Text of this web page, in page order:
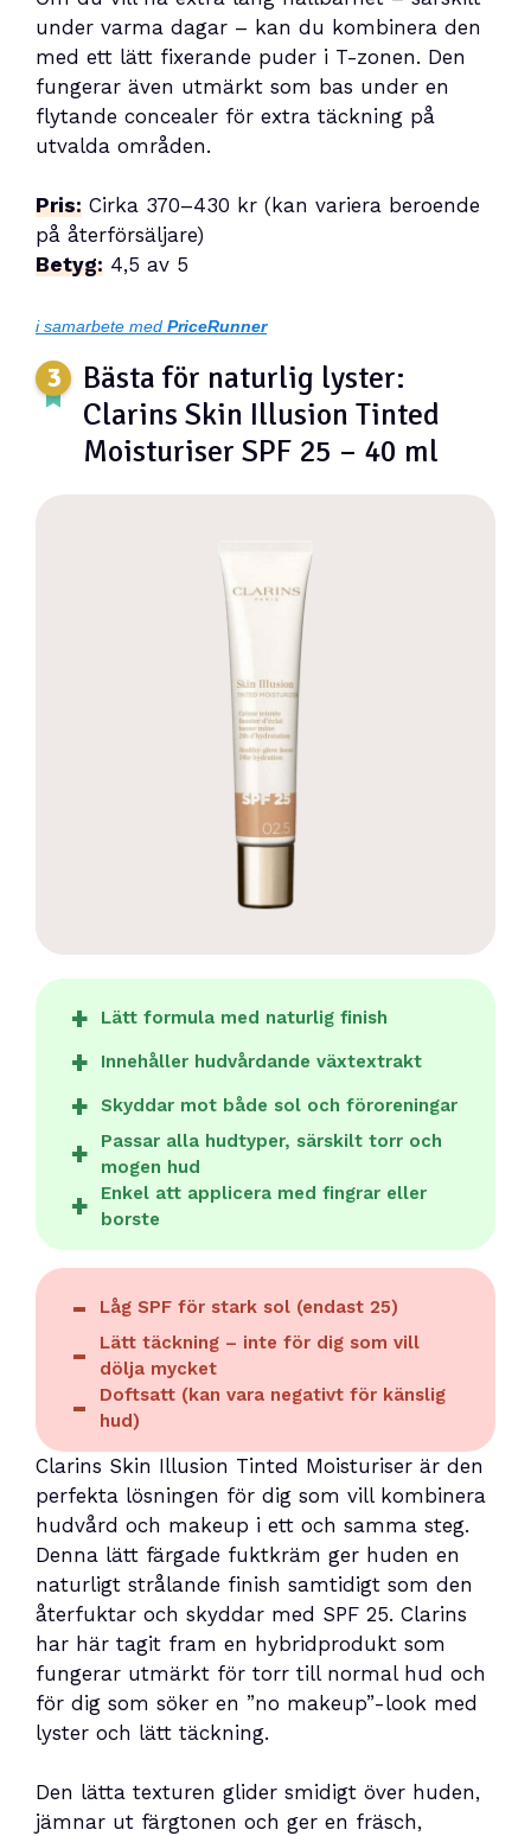
under varma dagar – kan du kombinera den
med ett lätt fixerande puder i T-zonen. Den
fungerar även utmärkt som bas under en
flytande concealer för extra täckning på
utvalda områden.
Pris: Cirka 370–430 kr (kan variera beroende
på återförsäljare)
Betyg: 4,5 av 5
i samarbete med PriceRunner
Bästa för naturlig lyster:
Clarins Skin Illusion Tinted
Moisturiser SPF 25 – 40 ml
Lätt formula med naturlig finish
Innehåller hudvårdande växtextrakt
Skyddar mot både sol och föroreningar
Passar alla hudtyper, särskilt torr och
mogen hud
Enkel att applicera med fingrar eller
borste
Låg SPF för stark sol (endast 25)
Lätt täckning – inte för dig som vill
dölja mycket
Doftsatt (kan vara negativt för känslig
hud)
Clarins Skin Illusion Tinted Moisturiser är den
perfekta lösningen för dig som vill kombinera
hudvård och makeup i ett och samma steg.
Denna lätt färgade fuktkräm ger huden en
naturligt strålande finish samtidigt som den
återfuktar och skyddar med SPF 25. Clarins
har här tagit fram en hybridprodukt som
fungerar utmärkt för torr till normal hud och
för dig som söker en ”no makeup”-look med
lyster och lätt täckning.
Den lätta texturen glider smidigt över huden,
jämnar ut färgtonen och ger en fräsch,